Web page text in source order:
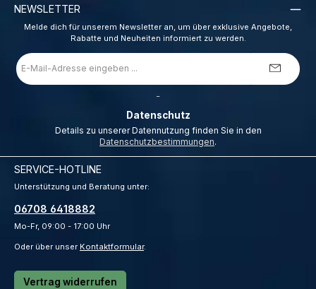
NEWSLETTER
Melde dich für unserem Newsletter an, um über exklusive Angebote,
Rabatte und Neuheiten informiert zu werden.
E-
Mail-
Adresse
Datenschutz
Datenschutzbestimmungen.
SERVICE-HOTLINE
Unterstützung und Beratung unter:
06708 6418882
Mo-Fr, 09:00 - 17:00 Uhr
Oder über unser Kontaktformular.
Vertrag widerrufen